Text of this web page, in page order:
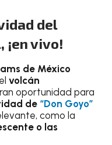
del
vivo!
de México
volcán
oportunidad para
de “Don Goyo”
como la
o las